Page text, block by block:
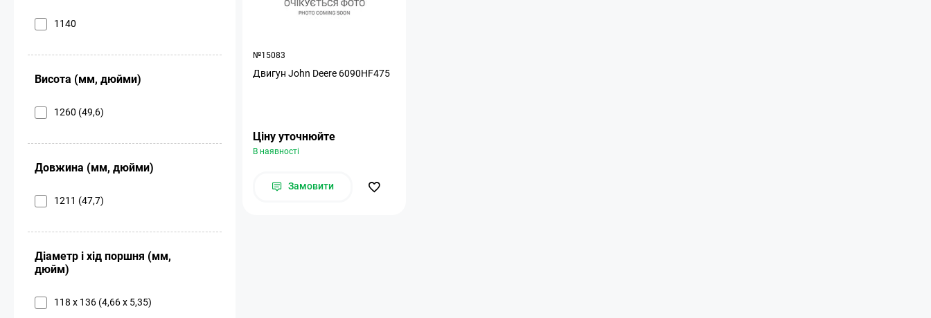
1140
Висота (мм, дюйми)
1260 (49,6)
Довжина (мм, дюйми)
1211 (47,7)
Діаметр і хід поршня (мм,
дюйм)
118 x 136 (4,66 x 5,35)
№15083
Двигун John Deere 6090HF475
Ціну уточнюйте
В наявності
Замовити